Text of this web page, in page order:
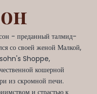
- преданный талмид-
со своей женой Малкой,
Shoppe,
кошерной
из скромной печи.
и страстью к